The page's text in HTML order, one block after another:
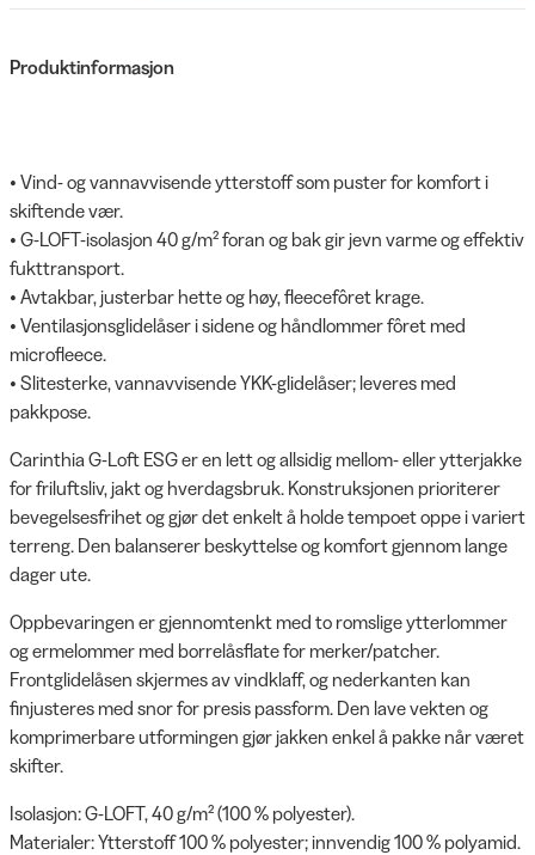
Produktinformasjon
• Vind- og vannavvisende ytterstoff som puster for komfort i
skiftende vær.
• G-LOFT-isolasjon 40 g/m² foran og bak gir jevn varme og effektiv
fukttransport.
• Avtakbar, justerbar hette og høy, fleecefôret krage.
• Ventilasjonsglidelåser i sidene og håndlommer fôret med
microfleece.
• Slitesterke, vannavvisende YKK-glidelåser; leveres med
pakkpose.
Carinthia G-Loft ESG er en lett og allsidig mellom- eller ytterjakke
for friluftsliv, jakt og hverdagsbruk. Konstruksjonen prioriterer
bevegelsesfrihet og gjør det enkelt å holde tempoet oppe i variert
terreng. Den balanserer beskyttelse og komfort gjennom lange
dager ute.
Oppbevaringen er gjennomtenkt med to romslige ytterlommer
og ermelommer med borrelåsflate for merker/patcher.
Frontglidelåsen skjermes av vindklaff, og nederkanten kan
finjusteres med snor for presis passform. Den lave vekten og
komprimerbare utformingen gjør jakken enkel å pakke når været
skifter.
Isolasjon: G-LOFT, 40 g/m² (100 % polyester).
Materialer: Ytterstoff 100 % polyester; innvendig 100 % polyamid.